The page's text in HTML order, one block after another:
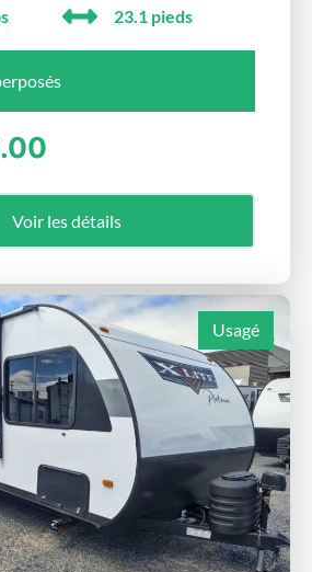
23.1 pieds
Voir les détails
Usagé